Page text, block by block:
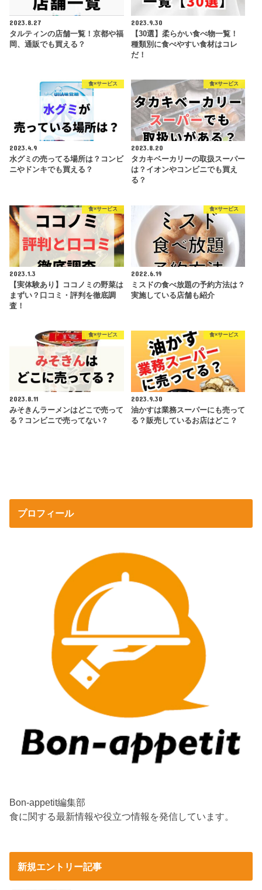
2023.8.27
タルティンの店舗一覧！京都や福
岡、通販でも買える？
2023.9.30
【30選】柔らかい食べ物一覧！
種類別に食べやすい食材はコレ
だ！
食×サービス
2023.4.9
水グミの売ってる場所は？コンビ
ニやドンキでも買える？
食×サービス
2023.8.20
タカキベーカリーの取扱スーパー
は？イオンやコンビニでも買え
る？
食×サービス
2023.1.3
【実体験あり】ココノミの野菜は
まずい？口コミ・評判を徹底調
査！
食×サービス
2022.6.19
ミスドの食べ放題の予約方法は？
実施している店舗も紹介
食×サービス
2023.8.11
みそきんラーメンはどこで売って
る？コンビニで売ってない？
食×サービス
2023.9.30
油かすは業務スーパーにも売って
る？販売しているお店はどこ？
プロフィール
Bon-appetit編集部
食に関する最新情報や役立つ情報を発信しています。
新規エントリー記事